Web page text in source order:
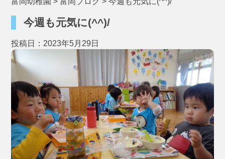
今週も元気に(^^)/
投稿日：2023年5月29日